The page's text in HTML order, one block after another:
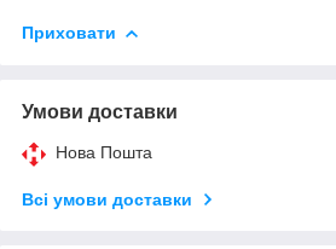
Приховати
Умови доставки
Нова Пошта
Всі умови доставки